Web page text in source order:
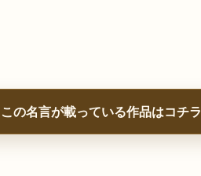
この名言が載っている作品はコチラ